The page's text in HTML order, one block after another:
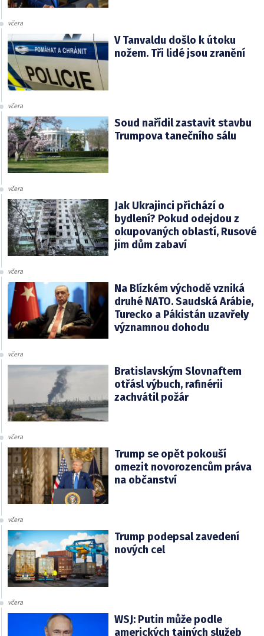
včera
V Tanvaldu došlo k útoku
nožem. Tři lidé jsou zranění
včera
Soud nařídil zastavit stavbu
Trumpova tanečního sálu
včera
Jak Ukrajinci přichází o
bydlení? Pokud odejdou z
okupovaných oblastí, Rusové
jim dům zabaví
včera
Na Blízkém východě vzniká
druhé NATO. Saudská Arábie,
Turecko a Pákistán uzavřely
významnou dohodu
včera
Bratislavským Slovnaftem
otřásl výbuch, rafinérii
zachvátil požár
včera
Trump se opět pokouší
omezit novorozencům práva
na občanství
včera
Trump podepsal zavedení
nových cel
včera
WSJ: Putin může podle
amerických tajných služeb